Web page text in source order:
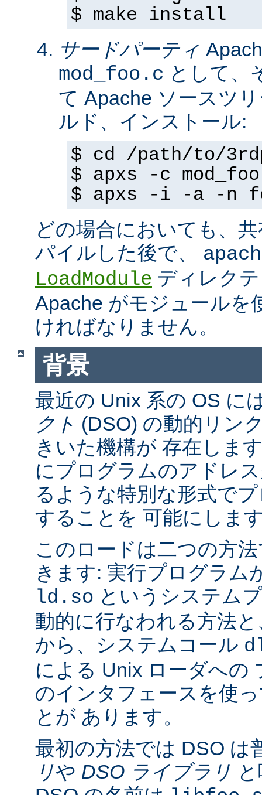
$ make install
サードパーティ
mod_foo.c として、
て Apache ソースツ
ルド、インストール:
$ cd /path/to/
$ apxs -c
$ apxs -i -a -n
どの場合においても、
パイルした後で、
LoadModule ディレク
Apache がモジュールを
ければなりません。
背景
最近の Unix 系の OS に
クト (DSO) の動的リン
きいた機構が 存在しま
にプログラムのアドレ
るような特別な形式で
することを 可能にしま
このロードは二つの方
きます: 実行プログラム
ld.so というシステム
動的に行なわれる方法
から、システムコール
による Unix ローダへの
のインタフェースを使
とが あります。
最初の方法では DSO は
リや DSO ライブラリ